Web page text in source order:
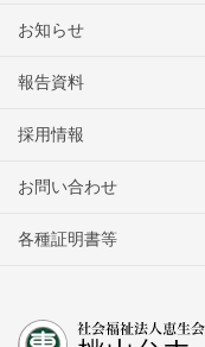
お知らせ
報告資料
採用情報
お問い合わせ
各種証明書等